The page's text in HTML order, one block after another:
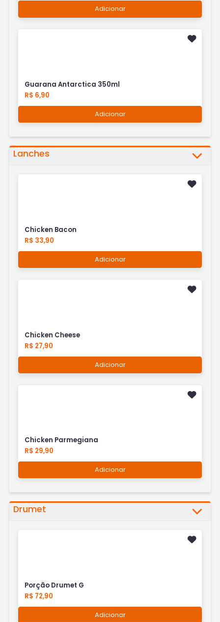
Adicionar
Guarana Antarctica 350ml
R$ 6,90
Adicionar
Lanches
Chicken Bacon
R$ 33,90
Adicionar
Chicken Cheese
R$ 27,90
Adicionar
Chicken Parmegiana
R$ 29,90
Adicionar
Drumet
Porção Drumet G
R$ 72,90
Adicionar